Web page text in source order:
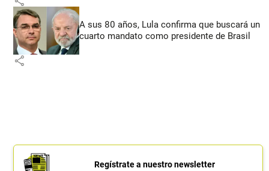
A sus 80 años, Lula confirma que buscará un
cuarto mandato como presidente de Brasil
share
Regístrate a nuestro newsletter